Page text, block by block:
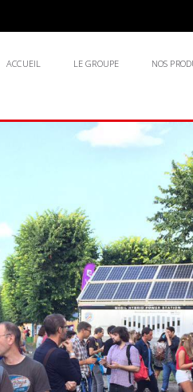
ACCUEIL LE GROUPE NOS